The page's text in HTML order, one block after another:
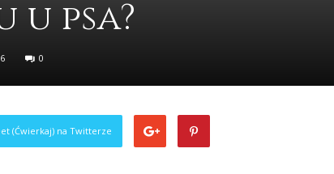
u psa?
0
(Ćwierkaj) na Twitterze